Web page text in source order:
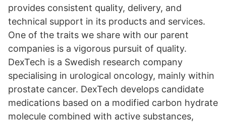
provides consistent quality, delivery, and
technical support in its products and services.
One of the traits we share with our parent
companies is a vigorous pursuit of quality.
DexTech is a Swedish research company
specialising in urological oncology, mainly within
prostate cancer. DexTech develops candidate
medications based on a modified carbon hydrate
molecule combined with active substances,